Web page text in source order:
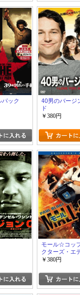
パック
40男のバージ
ド
￥380円
モール☆コッ
クターズ・エ
ョン
￥380円